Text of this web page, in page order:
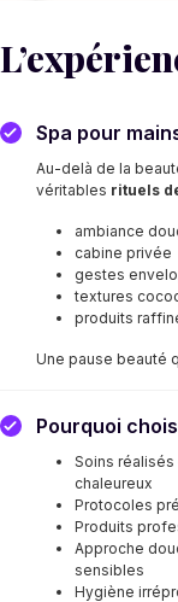
Spa pour
Au-delà de la
véritables rituels
ambiance
cabine privée
gestes
textures
produits
Une pause beauté
Pourquoi
Soins
chaleureux
Protocoles
Produits
Approche
sensibles
Hygiène